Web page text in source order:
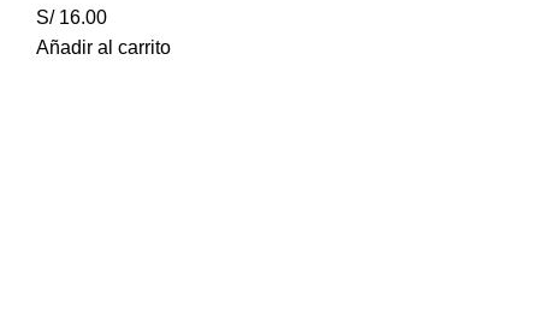
S/16.00
Añadir al carrito